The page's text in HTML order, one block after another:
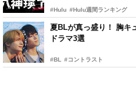
#Hulu #Hulu週間ランキング
夏BLが真っ盛り！ 胸キ
ドラマ3選
#BL #コントラスト